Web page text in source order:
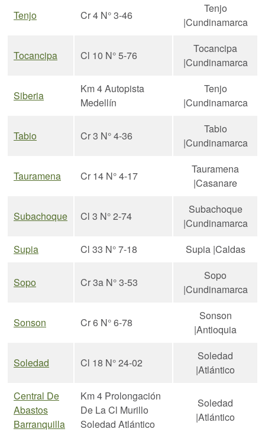
Tenjo Cr 4 N° 3-46
Tenjo
|Cundinamarca
Tocancipa Cl 10 N° 5-76
Tocancipa
|Cundinamarca
Siberia
Km 4 Autopista
Medellín
Tenjo
|Cundinamarca
Tabio Cr 3 N° 4-36
Tabio
|Cundinamarca
Tauramena Cr 14 N° 4-17
Tauramena
|Casanare
Subachoque Cl 3 N° 2-74
Subachoque
|Cundinamarca
Supia
Cl 33 N° 7-18 Supia |Caldas
Sopo Cr 3a N° 3-53
Sopo
|Cundinamarca
Sonson Cr 6 N° 6-78
Sonson
|Antioquia
Soledad Cl 18 N° 24-02
Soledad
|Atlántico
Central De
Abastos
Barranquilla
Km 4 Prolongación
De La Cl Murillo
Soledad Atlántico
Soledad
|Atlántico